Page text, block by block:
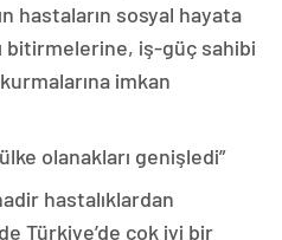
hastaların sosyal hayata
bitirmelerine, iş-güç sahibi
imkan
olanakları genişledi”
hastalıklardan
Türkiye’de çok iyi bir